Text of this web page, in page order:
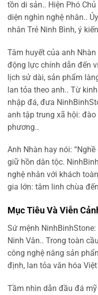
tồn di sản.. Hiện Phó
diện nghìn nghệ nhân..
nhân Trẻ Ninh Bình, ý
Tâm huyết của anh
động lực chính dẫn đến
lịch sử dài, sản phẩm
lan tỏa theo anh.. Từ
nhập đá, đưa
anh tập trung xã hội:
phương..
Anh Nhàn hay nói:
giữ hồn dân tộc.
nghệ nhân với khách
gia lớn: tâm linh chùa
Mục Tiêu Và Viễn
Sứ mệnh
Ninh Vân.. Trong toàn
công nghệ nâng sản
định, lan tỏa văn hóa
Tầm nhìn dẫn đầu đá